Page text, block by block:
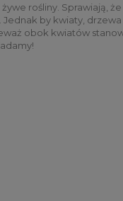
rośliny. Sprawiają,
by kwiaty, drzewa
obok kwiatów